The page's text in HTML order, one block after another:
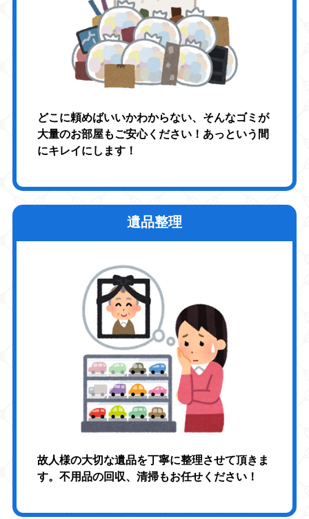
どこに頼めばいいかわからない、そんなゴミが
大量のお部屋もご安心ください！あっという間
にキレイにします！
遺品整理
故人様の大切な遺品を丁寧に整理させて頂きま
す。不用品の回収、清掃もお任せください！